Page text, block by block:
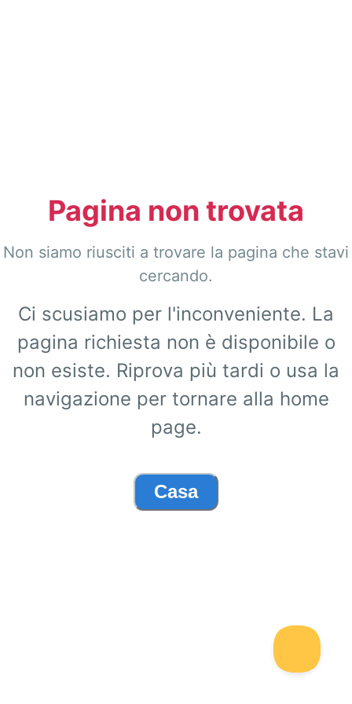
Pagina non trovata
Non siamo riusciti a trovare la pagina che stavi
cercando.
Ci scusiamo per l'inconveniente. La
pagina richiesta non è disponibile o
non esiste. Riprova più tardi o usa la
navigazione per tornare alla home
page.
Casa